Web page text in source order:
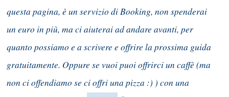
questa pagina, è un servizio di Booking, non spenderai
un euro in più, ma ci aiuterai ad andare avanti, per
quanto possiamo e a scrivere e offrire la prossima guida
gratuitamente. Oppure se vuoi puoi offrirci un caffè (ma
non ci offendiamo se ci offri una pizza :) ) con una